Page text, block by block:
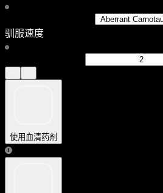
驯服速度
使用血清药剂